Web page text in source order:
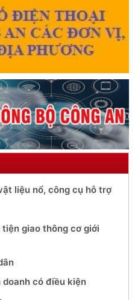
liệu nổ, công cụ hỗ trợ
giao thông cơ giới
doanh có điều kiện